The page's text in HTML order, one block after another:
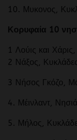
10. Μυκονος,
Κορυφαία 10
1 Λούις και
2 Νάξος, Κυκλάδες
3 Νήσος Γκόζο,
4. Μέινλαντ,
5. Μήλος,